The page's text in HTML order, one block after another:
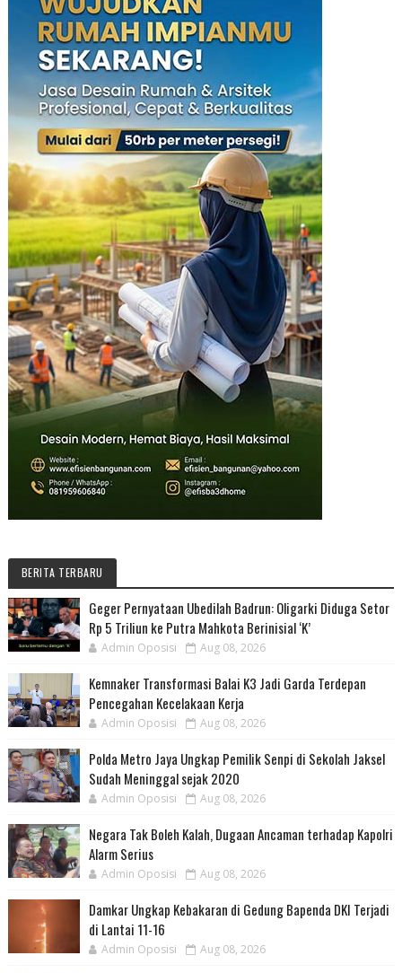
BERITA TERBARU
Geger Pernyataan Ubedilah Badrun: Oligarki Diduga Setor
Rp 5 Triliun ke Putra Mahkota Berinisial ‘K’
Admin Oposisi Aug 08, 2026
Kemnaker Transformasi Balai K3 Jadi Garda Terdepan
Pencegahan Kecelakaan Kerja
Admin Oposisi Aug 08, 2026
Polda Metro Jaya Ungkap Pemilik Senpi di Sekolah Jaksel
Sudah Meninggal sejak 2020
Admin Oposisi Aug 08, 2026
Negara Tak Boleh Kalah, Dugaan Ancaman terhadap Kapolri
Alarm Serius
Admin Oposisi Aug 08, 2026
Damkar Ungkap Kebakaran di Gedung Bapenda DKI Terjadi
di Lantai 11-16
Admin Oposisi Aug 08, 2026